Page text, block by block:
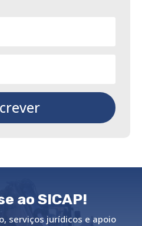
ao SICAP!
serviços jurídicos e apoio